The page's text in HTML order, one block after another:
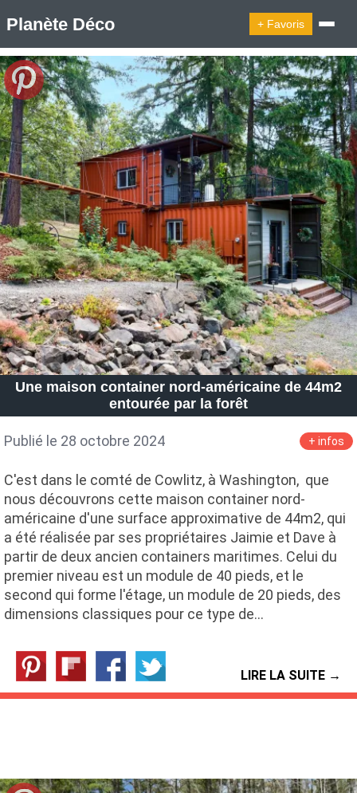
Planète Déco + Favoris
🔍︎ Rechercher
🛍︎ Shop Planète Déco ℹ︎ À propos
Appartement Design Cabanes
Decoration Noël
Design Suédois En Quelques Photos
Idées Déco En 10 Photos
La Semaine Décoration Et Design
Maison En Ville
Méli-Mélo Suédois
Publi Reportage
Tendance
Interieurs Scandinaves
La Décoration Selon Votre Signe Astrologique
Les Trouvailles Déco Du Jour
Loft
Maison Appartement Écologique
Maison Container/container House
Maison D'hôtes
Maison Et Appartement Vintage
On Décode La Déco
Petite Surface
Piscine Question De Style
Renovation
Revue De Week End
Tiny House
Une maison container nord-américaine de 44m2
entourée par la forêt
Publié le 28 octobre 2024 + infos
C'est dans le comté de Cowlitz, à Washington, que
nous découvrons cette maison container nord-
américaine d'une surface approximative de 44m2, qui
a été réalisée par ses propriétaires Jaimie et Dave à
partir de deux ancien containers maritimes. Celui du
premier niveau est un module de 40 pieds, et le
second qui forme l'étage, un module de 20 pieds, des
dimensions classiques pour ce type de…
LIRE LA SUITE →